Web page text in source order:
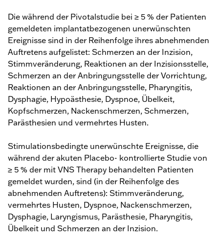
Die während der Pivotalstudie bei ≥ 5 % der Patienten
gemeldeten implantatbezogenen unerwünschten
Ereignisse sind in der Reihenfolge ihres abnehmenden
Auftretens aufgelistet: Schmerzen an der Inzision,
Stimmveränderung, Reaktionen an der Inzisionsstelle,
Schmerzen an der Anbringungsstelle der Vorrichtung,
Reaktionen an der Anbringungsstelle, Pharyngitis,
Dysphagie, Hypoästhesie, Dyspnoe, Übelkeit,
Kopfschmerzen, Nackenschmerzen, Schmerzen,
Parästhesien und vermehrtes Husten.
Stimulationsbedingte unerwünschte Ereignisse, die
während der akuten Placebo- kontrollierte Studie von
≥ 5 % der mit VNS Therapy behandelten Patienten
gemeldet wurden, sind (in der Reihenfolge des
abnehmenden Auftretens): Stimmveränderung,
vermehrtes Husten, Dyspnoe, Nackenschmerzen,
Dysphagie, Laryngismus, Parästhesie, Pharyngitis,
Übelkeit und Schmerzen an der Inzision.